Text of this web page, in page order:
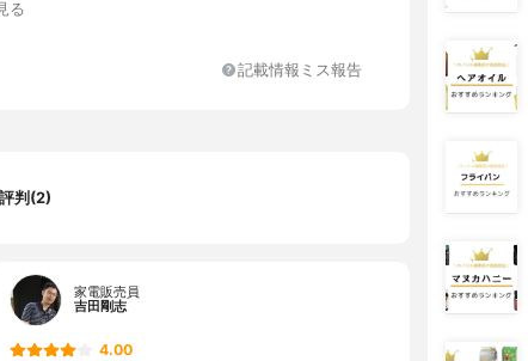
る
記載情報ミス報告
判(2)
家電販売員
吉田剛志
4.00